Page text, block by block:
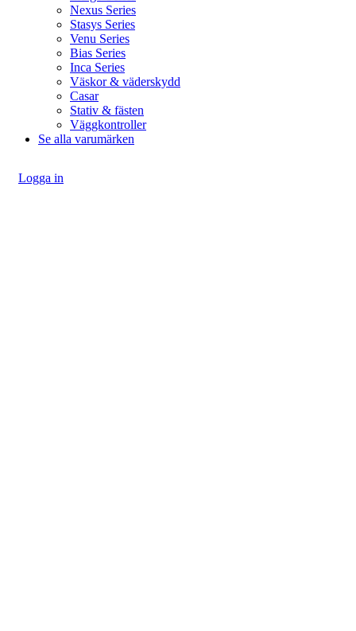
Nexus Series
Stasys Series
Venu Series
Bias Series
Inca Series
Väskor & väderskydd
Casar
Stativ & fästen
Väggkontroller
Se alla varumärken
Logga in